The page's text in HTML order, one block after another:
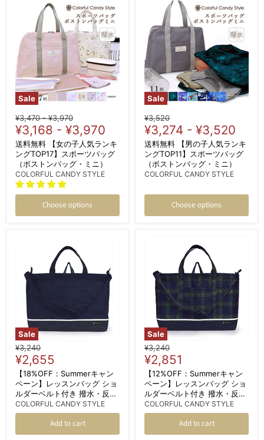
Sale
Original
price
¥3,470 -Original
price
¥3,970
¥3,168 - ¥3,970
送料無料 【女の子人気ランキ
ングTOP17】スポーツバッグ
（ボストンバッグ・ミニ）
COLORFUL CANDY STYLE
Choose options
Sale
Original
price
¥3,520
¥3,274 - ¥3,520
送料無料 【男の子人気ランキ
ングTOP11】スポーツバッグ
（ボストンバッグ・ミニ）
COLORFUL CANDY STYLE
Choose options
Sale
Original
price
¥3,240
Current
price
¥2,655
【18%OFF：Summerキャン
ペーン】レッスンバッグ ショ
ルダーベルト付き 撥水・反射
材付き ディープネイビー
COLORFUL CANDY STYLE
Add to cart
Sale
Original
price
¥3,240
Current
price
¥2,851
【12%OFF：Summerキャン
ペーン】レッスンバッグ ショ
ルダーベルト付き 撥水・反射
材付き タータンチェック・ダ
ークグリーン
COLORFUL CANDY STYLE
Add to cart